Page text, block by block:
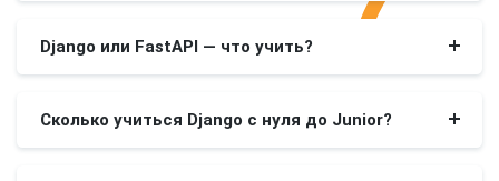
Django или FastAPI — что учить?
Сколько учиться Django с нуля до Junior?